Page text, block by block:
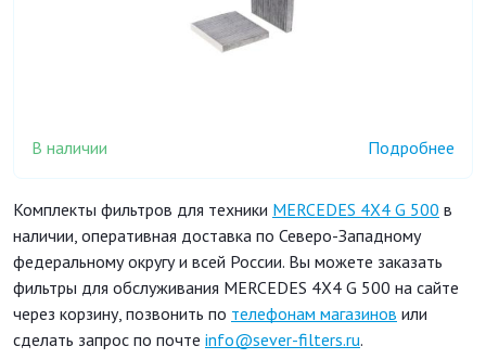
В наличии Подробнее
Комплекты фильтров для техники MERCEDES 4X4 G 500 в
наличии, оперативная доставка по Северо-Западному
федеральному округу и всей России. Вы можете заказать
фильтры для обслуживания MERCEDES 4X4 G 500 на сайте
через корзину, позвонить по телефонам магазинов или
сделать запрос по почте info@sever-filters.ru.